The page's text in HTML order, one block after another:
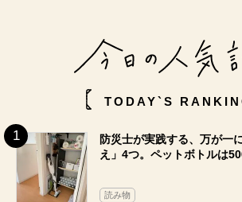
TODAY`S
防災士が実践する、万が一
え」4つ。ペットボトルは
読み物